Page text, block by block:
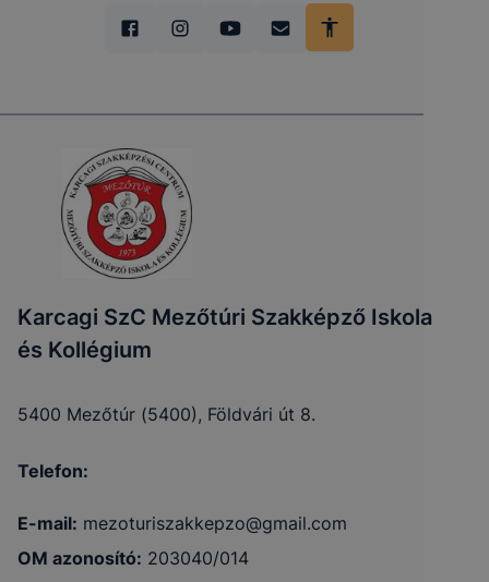
Karcagi SzC Mezőtúri Szakképző Iskola
és Kollégium
5400 Mezőtúr (5400), Földvári út 8.
Telefon:
E-mail: mezoturiszakkepzo@gmail.com
OM azonosító: 203040/014